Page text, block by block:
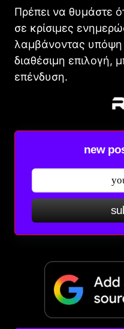
Πρέπει να θυμάστε
σε κρίσιμες
λαμβάνοντας υπόψη
διαθέσιμη επιλογή,
επένδυση.
new